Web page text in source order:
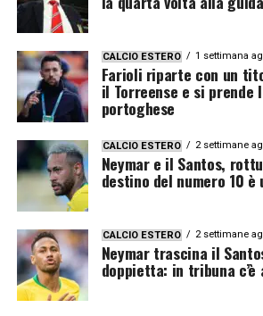
CALCIO ESTERO 1 settimana
Farioli riparte con un
il Torreense e si prende
portoghese
CALCIO ESTERO 2 settimane
Neymar e il Santos,
destino del numero 10 è
CALCIO ESTERO 2 settimane
Neymar trascina il
doppietta: in tribuna c’è